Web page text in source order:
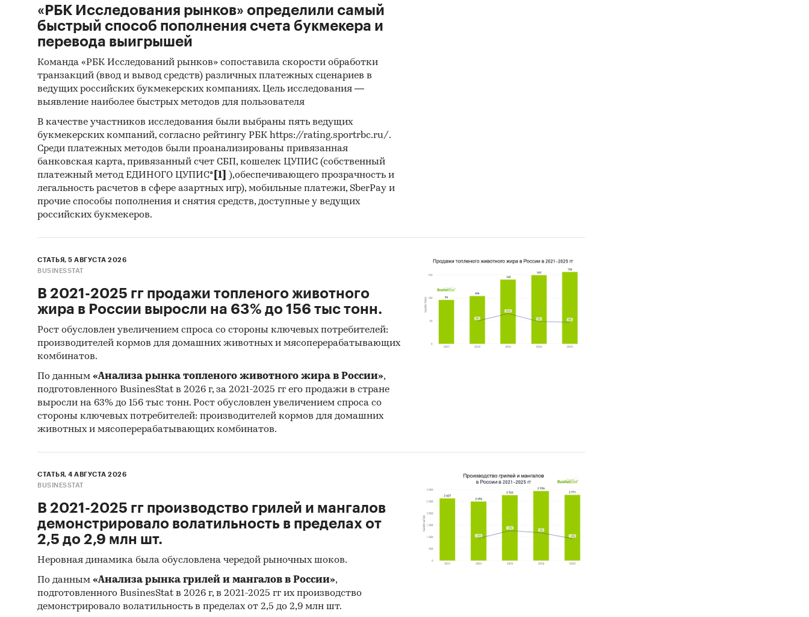
«РБК Исследования рынков» определили самый
быстрый способ пополнения счета букмекера и
перевода выигрышей
Команда «РБК Исследований рынков» сопоставила скорости обработки
транзакций (ввод и вывод средств) различных платежных сценариев в
ведущих российских букмекерских компаниях. Цель исследования —
выявление наиболее быстрых методов для пользователя
В качестве участников исследования были выбраны пять ведущих
букмекерских компаний, согласно рейтингу РБК https://rating.sportrbc.ru/.
Среди платежных методов были проанализированы привязанная
банковская карта, привязанный счет СБП, кошелек ЦУПИС (собственный
платежный метод ЕДИНОГО ЦУПИС* [1]
),обеспечивающего прозрачность и
легальность расчетов в сфере азартных игр), мобильные платежи, SberPay и
прочие способы пополнения и снятия средств, доступные у ведущих
российских букмекеров.
СТАТЬЯ, 5 АВГУСТА 2026
BUSINESSTAT
В 2021-2025 гг продажи топленого животного
жира в России выросли на 63% до 156 тыс тонн.
Рост обусловлен увеличением спроса со стороны ключевых потребителей:
производителей кормов для домашних животных и мясоперерабатывающих
комбинатов.
По данным «Анализа рынка топленого животного жира в России»,
подготовленного BusinesStat в 2026 г, за 2021-2025 гг его продажи в стране
выросли на 63% до 156 тыс тонн. Рост обусловлен увеличением спроса со
стороны ключевых потребителей: производителей кормов для домашних
животных и мясоперерабатывающих комбинатов.
СТАТЬЯ, 4 АВГУСТА 2026
BUSINESSTAT
В 2021-2025 гг производство грилей и мангалов
демонстрировало волатильность в пределах от
2,5 до 2,9 млн шт.
Неровная динамика была обусловлена чередой рыночных шоков.
По данным «Анализа рынка грилей и мангалов в России»,
подготовленного BusinesStat в 2026 г, в 2021-2025 гг их производство
демонстрировало волатильность в пределах от 2,5 до 2,9 млн шт.